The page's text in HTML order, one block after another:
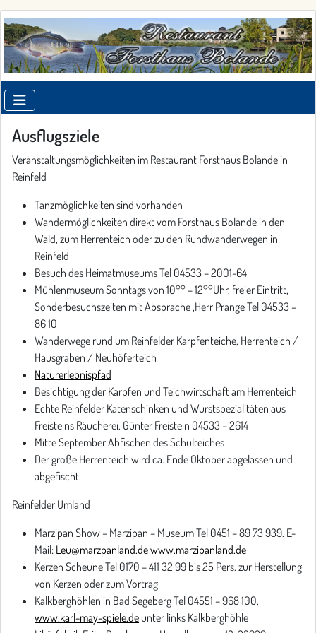
Ausflugsziele
Veranstaltungsmöglichkeiten im Restaurant Forsthaus Bolande in
Reinfeld
Tanzmöglichkeiten sind vorhanden
Wandermöglichkeiten direkt vom Forsthaus Bolande in den
Wald, zum Herrenteich oder zu den Rundwanderwegen in
Reinfeld
Besuch des Heimatmuseums Tel 04533 – 2001-64
Mühlenmuseum Sonntags von 10°° – 12°°Uhr, freier Eintritt,
Sonderbesuchszeiten mit Absprache ,Herr Prange Tel 04533 –
86 10
Wanderwege rund um Reinfelder Karpfenteiche, Herrenteich /
Hausgraben / Neuhöferteich
Naturerlebnispfad
Besichtigung der Karpfen und Teichwirtschaft am Herrenteich
Echte Reinfelder Katenschinken und Wurstspezialitäten aus
Freisteins Räucherei. Günter Freistein 04533 – 2614
Mitte September Abfischen des Schulteiches
Der große Herrenteich wird ca. Ende Oktober abgelassen und
abgefischt.
Reinfelder Umland
Marzipan Show – Marzipan – Museum Tel 0451 – 89 73 939. E-
Mail: Leu@marzpanland.dewww.marzipanland.de
Kerzen Scheune Tel 0170 – 411 32 99 bis 25 Pers. zur Herstellung
von Kerzen oder zum Vortrag
Kalkberghöhlen in Bad Segeberg Tel 04551 – 968 100,
www.karl-may-spiele.de unter links Kalkberghöhle